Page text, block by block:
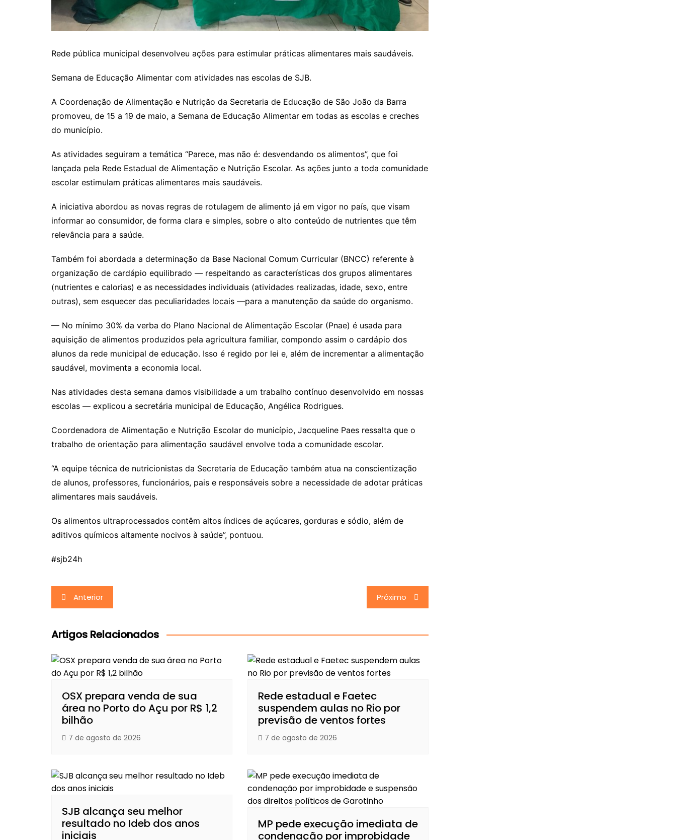
Rede pública municipal desenvolveu ações para estimular práticas alimentares mais saudáveis.
Semana de Educação Alimentar com atividades nas escolas de SJB.
A Coordenação de Alimentação e Nutrição da Secretaria de Educação de São João da Barra
promoveu, de 15 a 19 de maio, a Semana de Educação Alimentar em todas as escolas e creches
do município.
As atividades seguiram a temática “Parece, mas não é: desvendando os alimentos”, que foi
lançada pela Rede Estadual de Alimentação e Nutrição Escolar. As ações junto a toda comunidade
escolar estimulam práticas alimentares mais saudáveis.
A iniciativa abordou as novas regras de rotulagem de alimento já em vigor no país, que visam
informar ao consumidor, de forma clara e simples, sobre o alto conteúdo de nutrientes que têm
relevância para a saúde.
Também foi abordada a determinação da Base Nacional Comum Curricular (BNCC) referente à
organização de cardápio equilibrado — respeitando as características dos grupos alimentares
(nutrientes e calorias) e as necessidades individuais (atividades realizadas, idade, sexo, entre
outras), sem esquecer das peculiaridades locais —para a manutenção da saúde do organismo.
— No mínimo 30% da verba do Plano Nacional de Alimentação Escolar (Pnae) é usada para
aquisição de alimentos produzidos pela agricultura familiar, compondo assim o cardápio dos
alunos da rede municipal de educação. Isso é regido por lei e, além de incrementar a alimentação
saudável, movimenta a economia local.
Nas atividades desta semana damos visibilidade a um trabalho contínuo desenvolvido em nossas
escolas — explicou a secretária municipal de Educação, Angélica Rodrigues.
Coordenadora de Alimentação e Nutrição Escolar do município, Jacqueline Paes ressalta que o
trabalho de orientação para alimentação saudável envolve toda a comunidade escolar.
“A equipe técnica de nutricionistas da Secretaria de Educação também atua na conscientização
de alunos, professores, funcionários, pais e responsáveis sobre a necessidade de adotar práticas
alimentares mais saudáveis.
Os alimentos ultraprocessados contêm altos índices de açúcares, gorduras e sódio, além de
aditivos químicos altamente nocivos à saúde”, pontuou.
#sjb24h
Navegação
de
Post
Anterior Próximo
Artigos Relacionados
OSX prepara venda de sua
área no Porto do Açu por R$ 1,2
bilhão
7 de agosto de 2026
Rede estadual e Faetec
suspendem aulas no Rio por
previsão de ventos fortes
7 de agosto de 2026
SJB alcança seu melhor
resultado no Ideb dos anos
iniciais
MP pede execução imediata de
condenação por improbidade